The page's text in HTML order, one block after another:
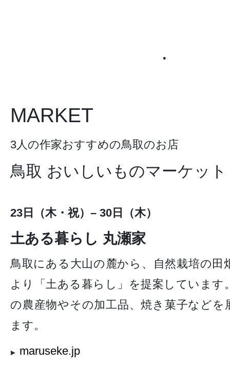
●
MARKET
3人の作家おすすめの鳥取のお店
鳥取 おいしいものマーケット
23日（木・祝）– 30日（木）
土ある暮らし 丸瀬家
鳥取にある大山の麓から、自然栽培の田
より「土ある暮らし」を提案しています
の農産物やその加工品、焼き菓子などを
ます。
maruseke.jp